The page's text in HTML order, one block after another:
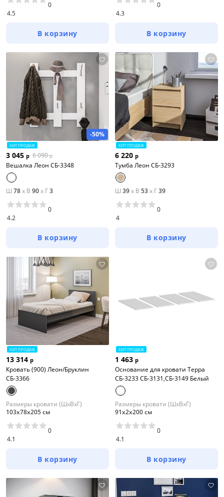
4.5
0
В корзину
4.3
0
В корзину
-50%
ХИТ ПРОДАЖ
3 045 р 6 090 р
Вешалка Леон СБ-3348
Ш 78x В 90x Г3
4.2
0
В корзину
ХИТ ПРОДАЖ
6 220 р
Тумба Леон СБ-3293
Ш 39x В 53x Г39
4
0
В корзину
ХИТ ПРОДАЖ
13 314 р
Кровать (900) Леон/Бруклин
СБ-3366
Размеры кровати (ШхВхГ)
103х78х205 см
4.1
0
В корзину
ХИТ ПРОДАЖ
1 463 р
Основание для кровати Терра
СБ-3233 СБ-3131,СБ-3149 Белый
Размеры кровати (ШхВхГ)
91х2х200 см
4.1
0
В корзину